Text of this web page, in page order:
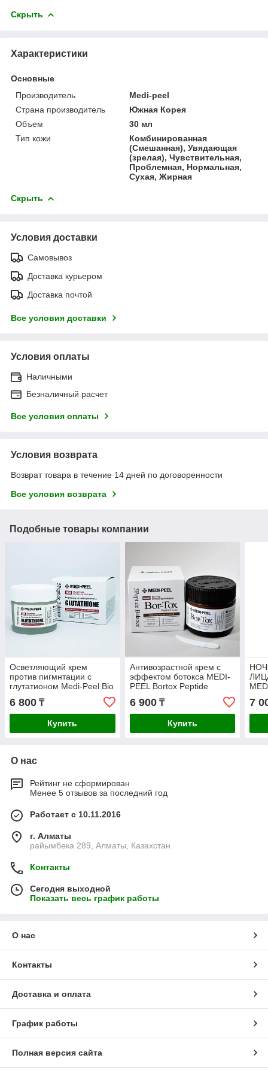
Скрыть
Характеристики
Основные
Производитель
Medi-peel
Страна производитель
Южная Корея
Объем
30 мл
Тип кожи
Комбинированная
(Смешанная), Увядающая
(зрелая), Чувствительная,
Проблемная, Нормальная,
Сухая, Жирная
Скрыть
Условия доставки
Самовывоз
Доставка курьером
Доставка почтой
Все условия доставки
Условия оплаты
Наличными
Безналичный расчет
Все условия оплаты
Условия возврата
Возврат товара в течение 14 дней по договоренности
Все условия возврата
Подобные товары компании
Осветляющий крем
против пигмнтации с
глутатионом Medi-Peel Bio
Intense Glutathione White
Cream
6 800 ₸
Купить
Антивозрастной крем с
эффектом ботокса MEDI-
PEEL Bortox Peptide
6 900₸
Купить
7
О нас
Рейтинг не сформирован
Менее 5 отзывов за последний год
Работает с 10.11.2016
г. Алматы
райымбека 289, Алматы, Казахстан
Контакты
Сегодня выходной
Показать весь график работы
О нас
Контакты
Доставка и оплата
График работы
Полная версия сайта